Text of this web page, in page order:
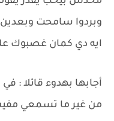
وبردوا سامحت وبعدين
ايه دي كمان غصبوك
أجابها بهدوء قائلا :
من غير ما تسمعي